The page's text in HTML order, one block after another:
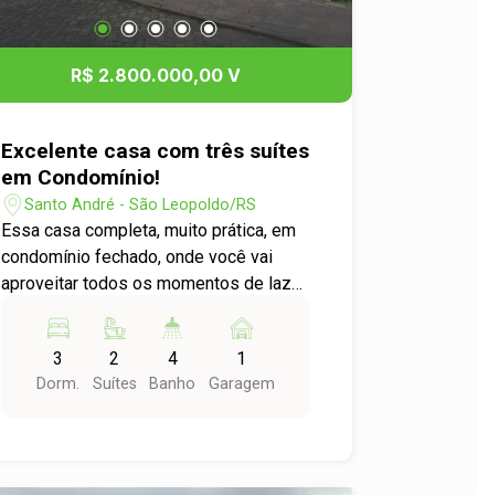
praticidade para toda a família.
R$ 2.800.000,00 V
Excelente casa com três suítes
em Condomínio!
Santo André - São Leopoldo/RS
Essa casa completa, muito prática, em
condomínio fechado, onde você vai
aproveitar todos os momentos de lazer
novo morador que pode ser você.
Ampla sala de estar integrando todos
os ambientes de lazer com lareira e
3
Dorm.
2
Suítes
4
Banho
1
Garagem